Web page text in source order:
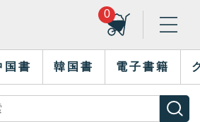
0
国書 韓国書 電子書籍